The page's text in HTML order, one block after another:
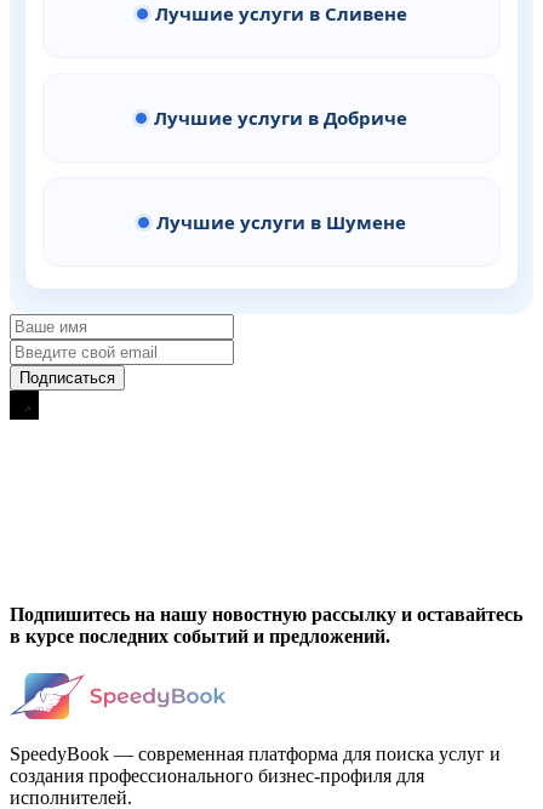
Лучшие услуги в Сливене
Лучшие услуги в Добриче
Лучшие услуги в Шумене
Подпишитесь на нашу новостную рассылку и оставайтесь
в курсе последних событий и предложений.
SpeedyBook — современная платформа для поиска услуг и
создания профессионального бизнес-профиля для
исполнителей.